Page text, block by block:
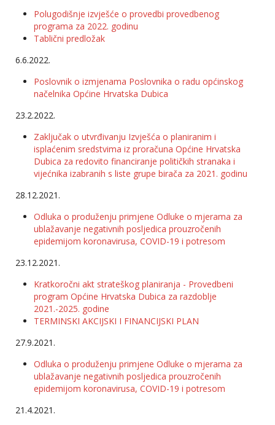
Polugodišnje izvješće o provedbi provedbenog
programa za 2022. godinu
Tablični predložak
6.6.2022.
Poslovnik o izmjenama Poslovnika o radu općinskog
načelnika Općine Hrvatska Dubica
23.2.2022.
Zaključak o utvrđivanju Izvješća o planiranim i
isplaćenim sredstvima iz proračuna Općine Hrvatska
Dubica za redovito financiranje političkih stranaka i
vijećnika izabranih s liste grupe birača za 2021. godinu
28.12.2021.
Odluka o produženju primjene Odluke o mjerama za
ublažavanje negativnih posljedica prouzročenih
epidemijom koronavirusa, COVID-19 i potresom
23.12.2021.
Kratkoročni akt strateškog planiranja - Provedbeni
program Općine Hrvatska Dubica za razdoblje
2021.-2025. godine
TERMINSKI AKCIJSKI I FINANCIJSKI PLAN
27.9.2021.
Odluka o produženju primjene Odluke o mjerama za
ublažavanje negativnih posljedica prouzročenih
epidemijom koronavirusa, COVID-19 i potresom
21.4.2021.